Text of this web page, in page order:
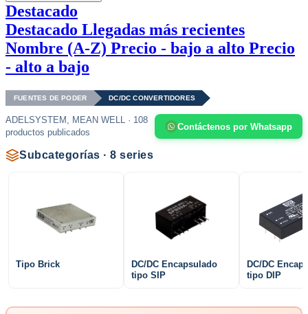
Destacado
Destacado Llegadas más recientes
Nombre (A-Z) Precio - bajo a alto Precio
- alto a bajo
FUENTES DE PODER DC/DC CONVERTIDORES
ADELSYSTEM, MEAN WELL · 108
productos publicados
Contáctenos por Whatsapp
Subcategorías · 8 series
Tipo Brick
DC/DC Encapsulado
tipo SIP
DC/DC
tipo DIP